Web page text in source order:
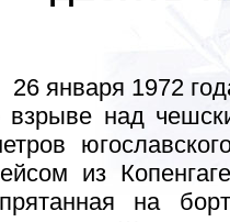
26 января 1972
взрыве над
из
на